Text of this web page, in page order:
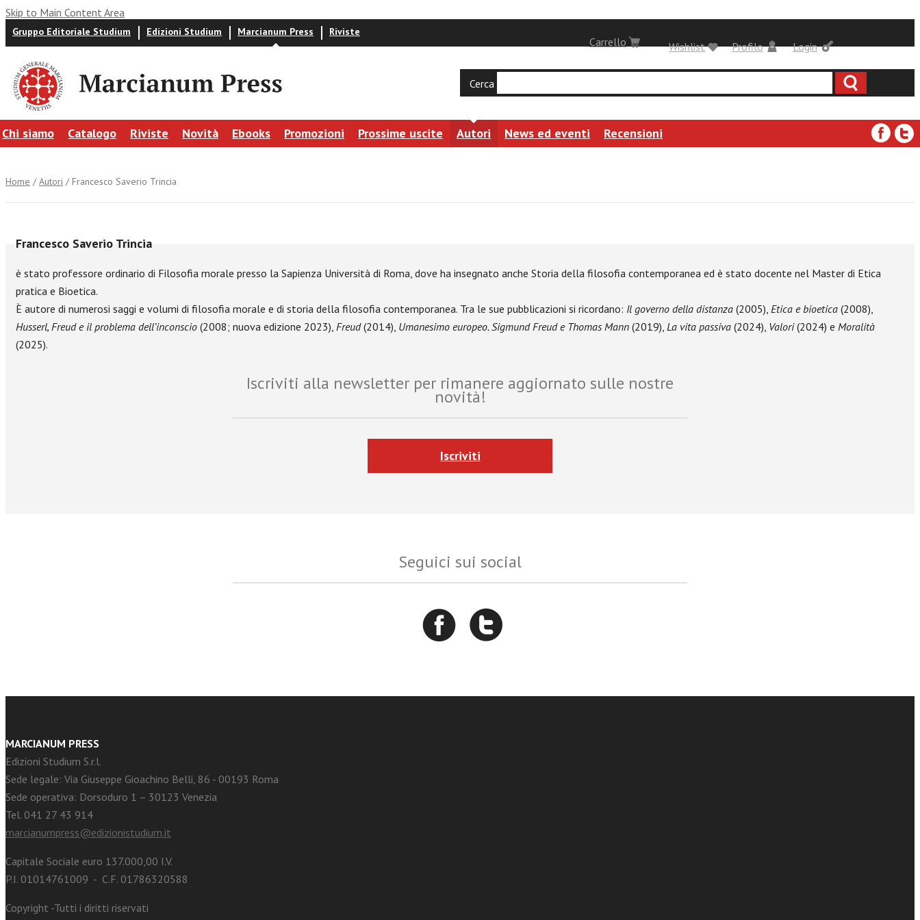
Skip to Main Content Area
Gruppo Editoriale Studium Edizioni Studium Marcianum Press Riviste
Login
Carrello Profilo
Wishlist
Cerca
Chi siamo Catalogo Riviste Novità Ebooks Promozioni Prossime uscite Autori News ed eventi Recensioni
Home /Autori / Francesco Saverio Trincia
Francesco Saverio Trincia
è stato professore ordinario di Filosofia morale presso la Sapienza Università di Roma, dove ha insegnato anche Storia della filosofia contemporanea ed è stato docente nel Master di Etica
pratica e Bioetica.
È autore di numerosi saggi e volumi di filosofia morale e di storia della filosofia contemporanea. Tra le sue pubblicazioni si ricordano: Il governo della distanza (2005), Etica e bioetica (2008),
Husserl, Freud e il problema dell’inconscio (2008; nuova edizione 2023), Freud(2014), Umanesimo europeo. Sigmund Freud e Thomas Mann (2019), La vita passiva (2024), Valori(2024) e Moralità
(2025).
Iscriviti alla newsletter per rimanere aggiornato sulle nostre
novità!
Iscriviti
Seguici sui social
MARCIANUM PRESS
Edizioni Studium S.r.l.
Sede legale: Via Giuseppe Gioachino Belli, 86 - 00193 Roma
Sede operativa: Dorsoduro 1 – 30123 Venezia
Tel. 041 27 43 914
marcianumpress@edizionistudium.it
Capitale Sociale euro 137.000,00 I.V.
P.I. 01014761009 - C.F. 01786320588
Copyright -Tutti i diritti riservati